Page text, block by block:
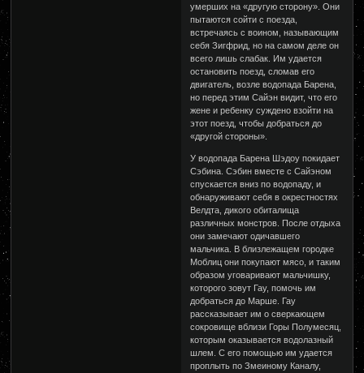
умерших на «другую сторону». Они
пытаются сойти с поезда,
встречаясь с воином, называющим
себя Зигфрид, но на самом деле он
всего лишь слабак. Им удается
остановить поезд, сломав его
двигатель, возле водопада Барена,
но перед этим Сайэн видит, что его
жене и ребенку суждено взойти на
этот поезд, чтобы добраться до
«другой стороны».
У водопада Барена Шэдоу покидает
Сэбина. Сэбин вместе с Сайэном
спускается вниз по водопаду, и
обнаруживают себя в окрестностях
Велдта, дикого обиталища
различных монстров. После отдыха
они замечают одичавшего
мальчика. В близлежащем городке
Моблиц они покупают мясо, и таким
образом уговаривают мальчишку,
которого зовут Гау, помочь им
добраться до Марше. Гау
рассказывает им о сверкающем
сокровище вблизи Горы Полумесяц,
которым оказывается водолазный
шлем. С его помощью им удается
проплыть по Змеиному Каналу,